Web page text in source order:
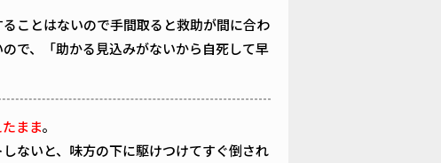
ことはないので手間取ると救助が間に合わ
で、「助かる見込みがないから自死して早
まま。
ないと、味方の下に駆けつけてすぐ倒され